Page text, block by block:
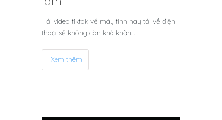
Tải video tiktok về máy tính hay tải về điện
thoại sẽ không còn khó khăn…
Xem thêm